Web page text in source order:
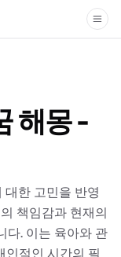
해몽 -
한 고민을 반영
책임감과 현재의
다. 이는 육아와 관
인적인 시간의 필